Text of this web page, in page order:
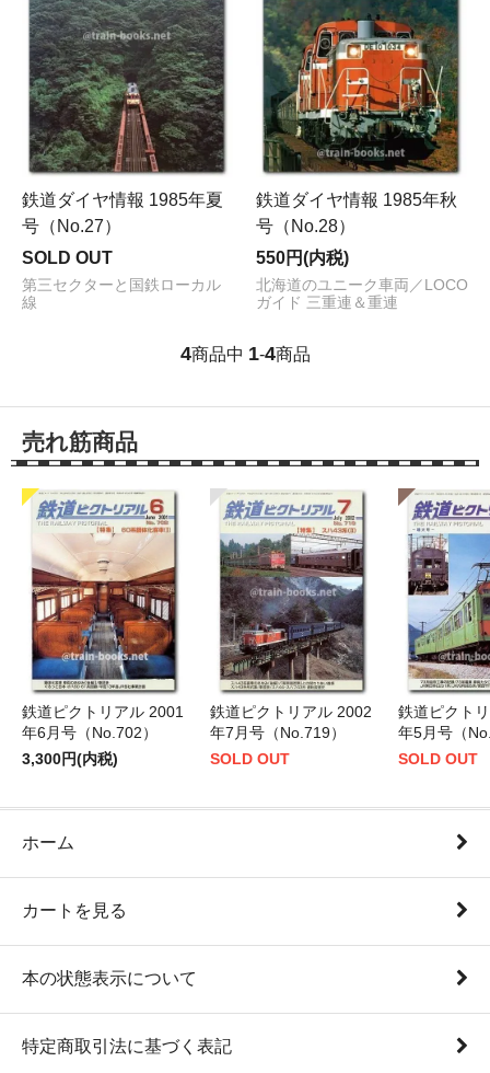
鉄道ダイヤ情報 1985年夏
号（No.27）
SOLD OUT
第三セクターと国鉄ローカル
線
鉄道ダイヤ情報 1985年秋
号（No.28）
550円(内税)
北海道のユニーク車両／LOCO
ガイド 三重連＆重連
4商品中 1-4商品
売れ筋商品
鉄道ピクトリアル 2001
年6月号（No.702）
3,300円(内税)
鉄道ピクトリアル 2002
年7月号（No.719）
SOLD OUT
鉄道ピクト
年5月号（
SOLD OUT
ホーム
カートを見る
本の状態表示について
特定商取引法に基づく表記